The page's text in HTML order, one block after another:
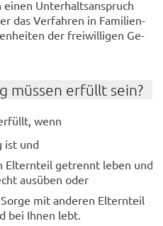
Un­ter­halts­an­spruch
das Ver­fah­ren in Fa­mi­li­en­
der frei­wil­li­gen Ge­
müs­sen er­füllt sein?
wenn
ist und
El­tern­teil ge­trennt leben und
aus­üben oder
mit an­de­ren El­tern­teil
bei Ihnen lebt.